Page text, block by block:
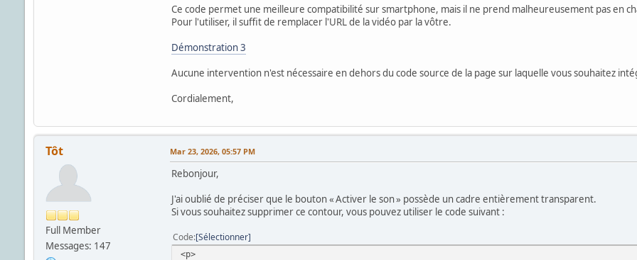
Ce code permet une meilleure compatibilité sur smartphone, mais il ne prend malheureusement pas en
Pour l'utiliser, il suffit de remplacer l'URL de la vidéo par la vôtre.
Démonstration 3
Aucune intervention n'est nécessaire en dehors du code source de la page sur laquelle vous souhaitez
Cordialement,
Tôt
Full Member
Messages: 147
Mar 23, 2026, 05:57 PM
Rebonjour,
J'ai oublié de préciser que le bouton « Activer le son » possède un cadre entièrement transparent.
Si vous souhaitez supprimer ce contour, vous pouvez utiliser le code suivant :
Code Sélectionner
<p>